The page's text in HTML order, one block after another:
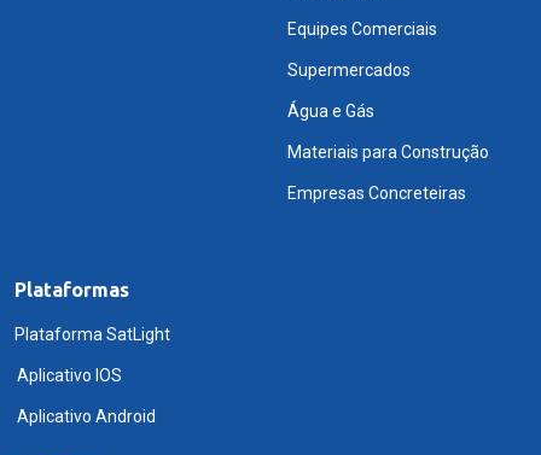
Equipes Comerciais
Supermercados
Água e Gás
Materiais para Construção
Empresas Concreteiras
Plataformas
Plataforma SatLight
Aplicativo IOS
Aplicativo Android